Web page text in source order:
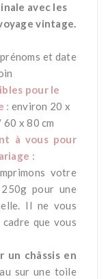
avec les
vintage.
et date
pour le
: environ 20 x
x 80 cm
à vous pour
:
votre
pour une
Il ne vous
que vous
un châssis en
sur une toile